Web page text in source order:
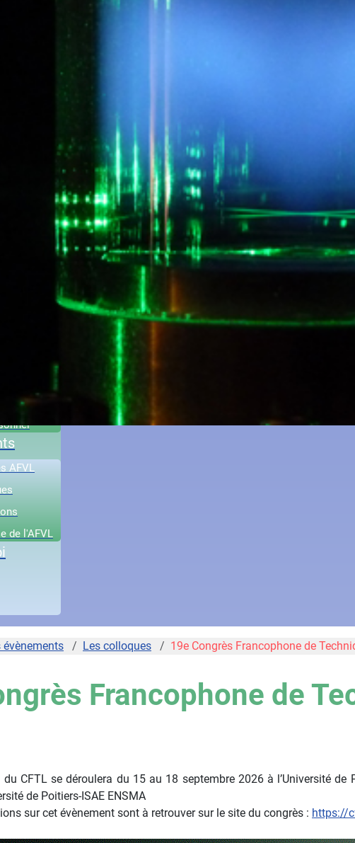
l'association
AFVL
de l'AFVL
évènements Les colloques 19e Congrès Francophone de
Francophone de
CFTL se déroulera du 15 au 18 septembre 2026 à l’Université
de Poitiers-ISAE ENSMA
sur cet évènement sont à retrouver sur le site du congrès : https://